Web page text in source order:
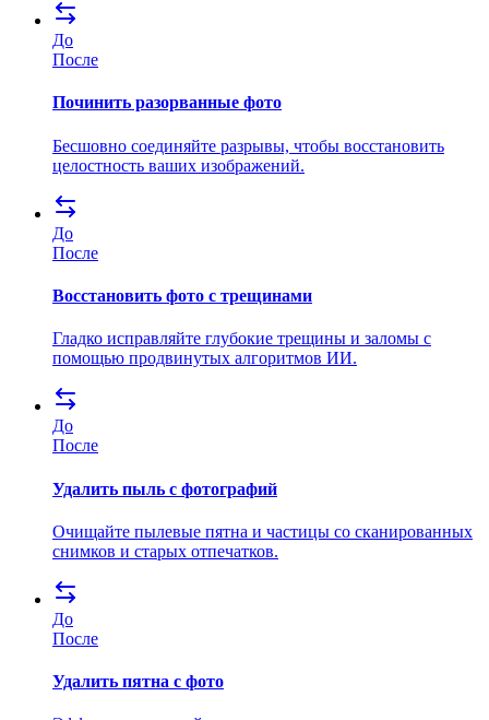
До
После
Починить разорванные фото
Бесшовно соединяйте разрывы, чтобы восстановить
целостность ваших изображений.
До
После
Восстановить фото с трещинами
Гладко исправляйте глубокие трещины и заломы с
помощью продвинутых алгоритмов ИИ.
До
После
Удалить пыль с фотографий
Очищайте пылевые пятна и частицы со сканированных
снимков и старых отпечатков.
До
После
Удалить пятна с фото